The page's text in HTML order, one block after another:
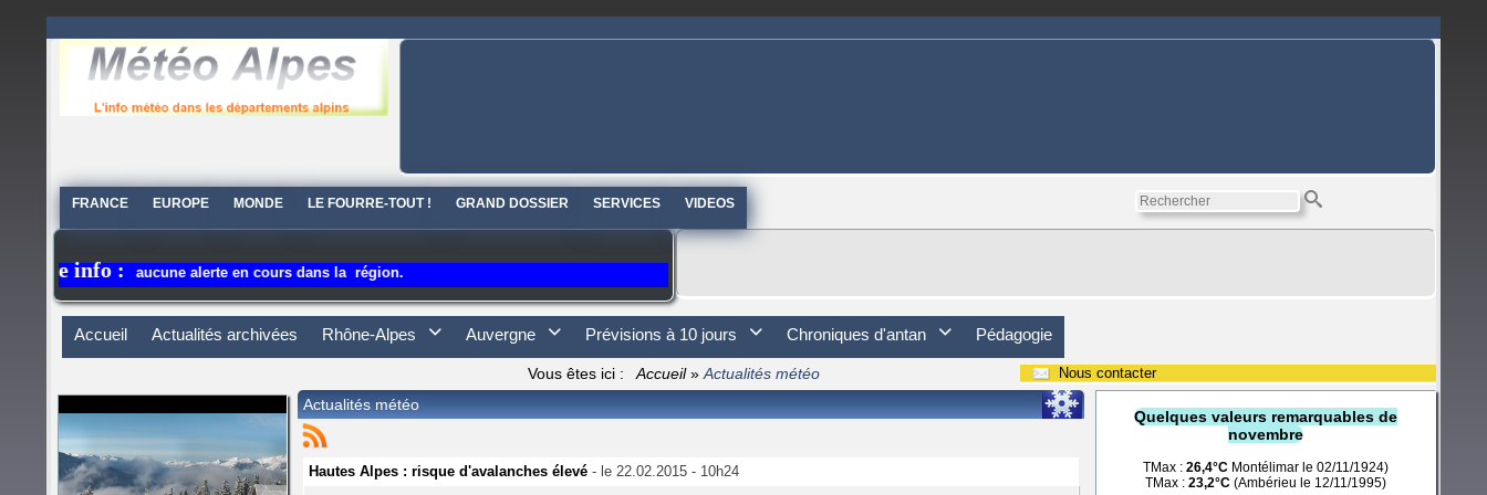
FRANCE EUROPE MONDE LE FOURRE-TOUT ! GRAND DOSSIER SERVICES VIDEOS
info :aucune alerte en cours dans la région.
Accueil Actualités archivées Rhône-Alpes  Auvergne  Prévisions à 10 jours  Chroniques d'antan  Pédagogie
Vous êtes ici : Accueil»Actualités météo Nous contacter
Actualités météo
Hautes Alpes : risque d'avalanches élevé - le 22.02.2015 - 10h24
Quelques valeurs remarquables de
novembre
TMax : 26,4°C Montélimar le 02/11/1924)
TMax : 23,2°C (Ambérieu le 12/11/1995)